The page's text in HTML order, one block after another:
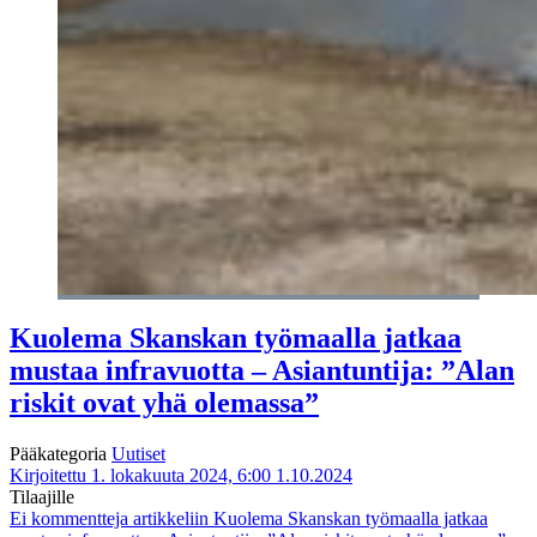
Kuolema Skanskan työmaalla jatkaa
mustaa infravuotta – Asiantuntija: ”Alan
riskit ovat yhä olemassa”
Pääkategoria Uutiset
Kirjoitettu 1. lokakuuta 2024, 6:00 1.10.2024
Tilaajille
Ei kommentteja artikkeliin Kuolema Skanskan työmaalla jatkaa